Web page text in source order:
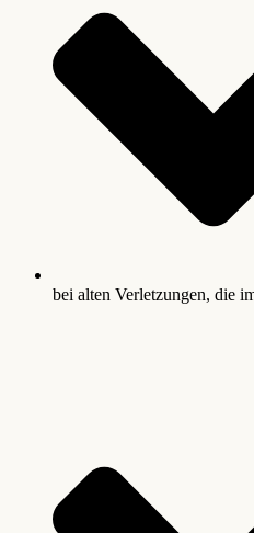
bei alten Verletzungen, die